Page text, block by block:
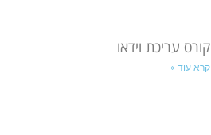
קורס עריכת וידאו
קרא עוד »